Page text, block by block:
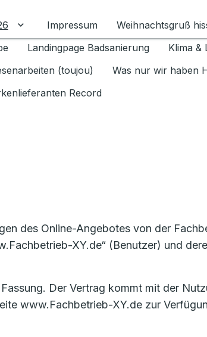
Untermenü für Datenschutz 1.6.2026
Impressum Weihnachtsgruß
Landingpage Badsanierung
Klima &
(toujou) Was nur wir haben
Record
des Online-Angebotes von der
XY.de“ (Benutzer) und
Der Vertrag kommt mit der
www.Fachbetrieb-XY.de zur